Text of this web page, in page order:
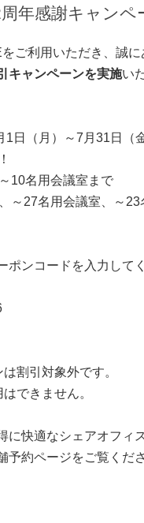
年感謝キャンペ
ご利用いただき、誠
キャンペーンを実施い
1日（月）～7月31日（
10名用会議室まで
～27名用会議室、～
ポンコードを入力して
割引対象外です。
できません。
に快適なシェアオフィ
予約ページをご覧くださ